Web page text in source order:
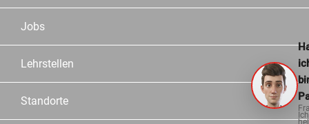
Jobs
Lehrstellen
Standorte
Ich